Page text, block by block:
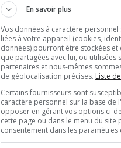
En savoir plus
Vos données à caractère
liées à votre appareil (cookies,
données) pourront être stockées
que partagées avec lui, ou
partenaires et nous-mêmes
de géolocalisation précises. Liste
Certains fournisseurs sont
caractère personnel sur la base de
opposer en gérant vos options ci-
cette page ou dans le menu du
consentement dans les